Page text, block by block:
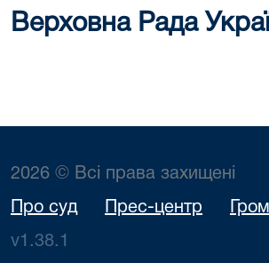
Верховна Рада
2026 © Всі права захищені
Про суд Прес-центр
v1.38.1